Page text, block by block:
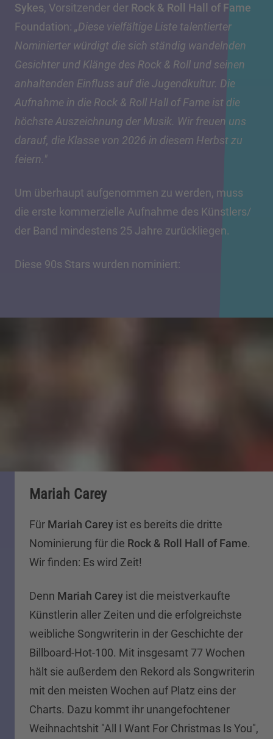
Sykes, Vorsitzender der Rock & Roll Hall of Fame
Foundation: „Diese vielfältige Liste talentierter
Nominierter würdigt die sich ständig wandelnden
Gesichter und Klänge des Rock & Roll und seinen
anhaltenden Einfluss auf die Jugendkultur. Die
Aufnahme in die Rock & Roll Hall of Fame ist die
höchste Auszeichnung der Musik. Wir freuen uns
darauf, die Klasse von 2026 in diesem Herbst zu
feiern."
Um überhaupt aufgenommen zu werden, muss
die erste kommerzielle Aufnahme des Künstlers/
der Band mindestens 25 Jahre zurückliegen.
Diese 90s Stars wurden nominiert:
Mariah Carey
Für Mariah Carey ist es bereits die dritte
Nominierung für die Rock & Roll Hall of Fame.
Wir finden: Es wird Zeit!
Denn Mariah Carey ist die meistverkaufte
Künstlerin aller Zeiten und die erfolgreichste
weibliche Songwriterin in der Geschichte der
Billboard-Hot-100. Mit insgesamt 77 Wochen
hält sie außerdem den Rekord als Songwriterin
mit den meisten Wochen auf Platz eins der
Charts. Dazu kommt ihr unangefochtener
Weihnachtshit "All I Want For Christmas Is You",